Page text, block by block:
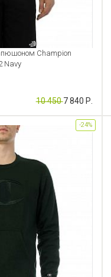
Champion
Navy
10 4507 840 Р.
-24%